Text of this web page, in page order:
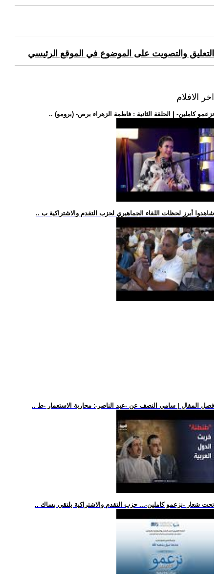
التعليق والتصويت على الموضوع في الموقع الرئيسي
اخر الافلام
.. (برومو) -نزعمو كاملين- | الحلقة الثانية : فاطمة الزهراء برص
.. شاهدوا أبرز لحظات اللقاء الجماهيري لحزب التقدم والاشتراكية ب
.. فصل المقال | سامي النصف عن -عبد الناصر-: محاربة الاستعمار -ط
.. تحت شعار -نزعمو كاملين-... حزب التقدم والاشتراكية يلتقي بساك